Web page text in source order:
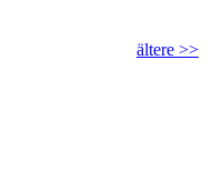
ältere >>